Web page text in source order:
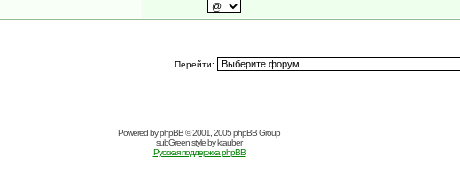
Перейти:
Powered byphpBB© 2001, 2005 phpBB Group
subGreen style byktauber
Русская поддержка phpBB